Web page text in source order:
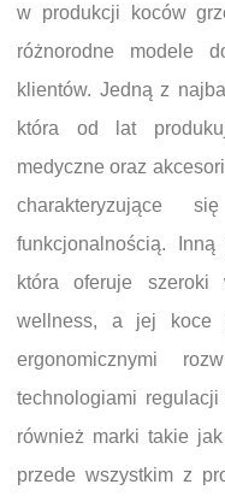
w produkcji koców
różnorodne modele
klientów. Jedną z
która od lat
medyczne oraz
charakteryzujące
funkcjonalnością.
która oferuje szeroki
wellness, a jej koce
ergonomicznymi
technologiami regulacji
również marki takie
przede wszystkim z